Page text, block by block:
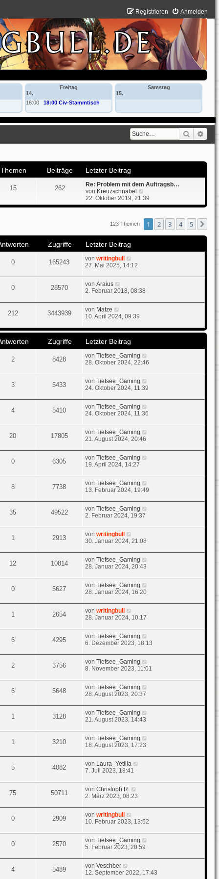
Anmelden
Registrieren
Freitag
14.
16:00
18:00 Civ-Stammtisch
Samstag
15.
Suche
Themen Beiträge
Letzter Beitrag
15 262
Re: Problem mit dem Auftragsb…
von Kreuzschnabel
e
u
s
e
e
g
22. Oktober 2019, 21:39
123 Themen 1 2 3 4 5
Zugriffe
Letzter Beitrag
0 165243 vonwritingbull
27. Mai 2025, 14:12
0 28570 vonAraius
2. Februar 2018, 08:38
212 3443939 von Matze
10. April 2024, 09:39
Zugriffe
Letzter Beitrag
2 8428 vonTiefsee_Gaming
28. Oktober 2024, 22:46
3 5433 vonTiefsee_Gaming
24. Oktober 2024, 11:39
4 5410 vonTiefsee_Gaming
24. Oktober 2024, 11:36
20 17805 vonTiefsee_Gaming
21. August 2024, 20:46
0 6305 vonTiefsee_Gaming
19. April 2024, 14:27
8 7738 vonTiefsee_Gaming
13. Februar 2024, 19:49
35 49522 vonTiefsee_Gaming
2. Februar 2024, 19:37
1 2913 vonwritingbull
30. Januar 2024, 21:08
12 10814 vonTiefsee_Gaming
28. Januar 2024, 20:43
0 5627 vonTiefsee_Gaming
28. Januar 2024, 16:20
1 2654 vonwritingbull
28. Januar 2024, 10:17
6 4295 vonTiefsee_Gaming
6. Dezember 2023, 18:13
2 3756 vonTiefsee_Gaming
8. November 2023, 11:01
6 5648 vonTiefsee_Gaming
28. August 2023, 20:37
1 3128 vonTiefsee_Gaming
21. August 2023, 14:43
1 3210 vonTiefsee_Gaming
18. August 2023, 17:23
5 4082 von Laura_Yetilla
7. Juli 2023, 18:41
75 50711 vonChristoph R.
2. März 2023, 08:23
0 2909 vonwritingbull
10. Februar 2023, 13:52
0 2570 vonTiefsee_Gaming
5. Februar 2023, 20:59
4 5489 vonVeschber
12. September 2022, 17:43